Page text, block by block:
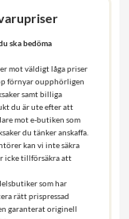
ska bedöma
mot väldigt låga priser
förnyar oupphörligen
samt billiga
du är ute efter att
mot e-butiken som
du tänker anskaffa.
kan vi inte säkra
icke tillförsäkra att
som har
rätt prispressad
garanterat originell